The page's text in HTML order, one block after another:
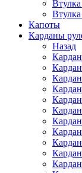
Капоты
Карданы
Назад